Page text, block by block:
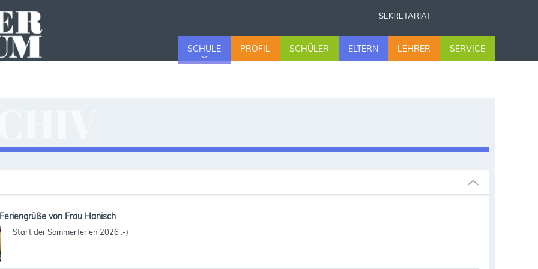
SEKRETARIAT
SCHULE PROFIL SCHÜLER ELTERN LEHRER SERVICE
Feriengrüße von Frau Hanisch
Start der Sommerferien 2026 :-)